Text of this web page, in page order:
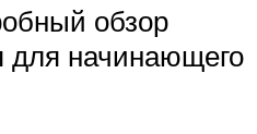
обзор
для начинающего